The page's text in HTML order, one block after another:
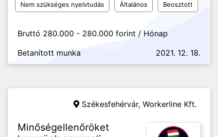
Nem szükséges nyelvtudás Általános Beosztott
Bruttó 280.000 - 280.000 forint / Hónap
Betanított munka
2021. 12. 18.
Székesfehérvár, Workerline Kft.
Minőségellenőröket